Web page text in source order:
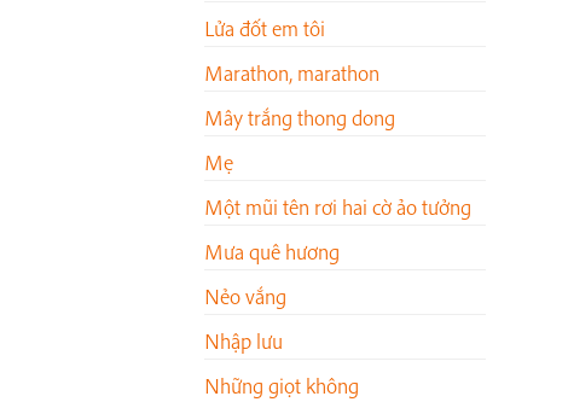
Lửa đốt em tôi
Marathon, marathon
Mây trắng thong dong
Mẹ
Một mũi tên rơi hai cờ ảo tưởng
Mưa quê hương
Nẻo vắng
Nhập lưu
Những giọt không